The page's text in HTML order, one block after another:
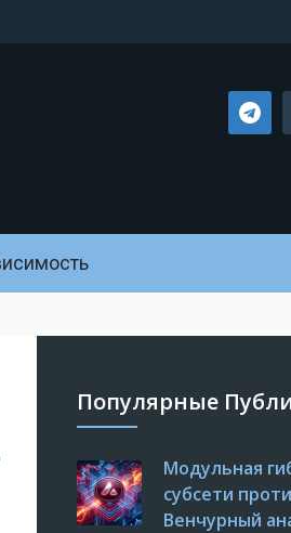
Популярные
Модульная
субсети
Венчурный